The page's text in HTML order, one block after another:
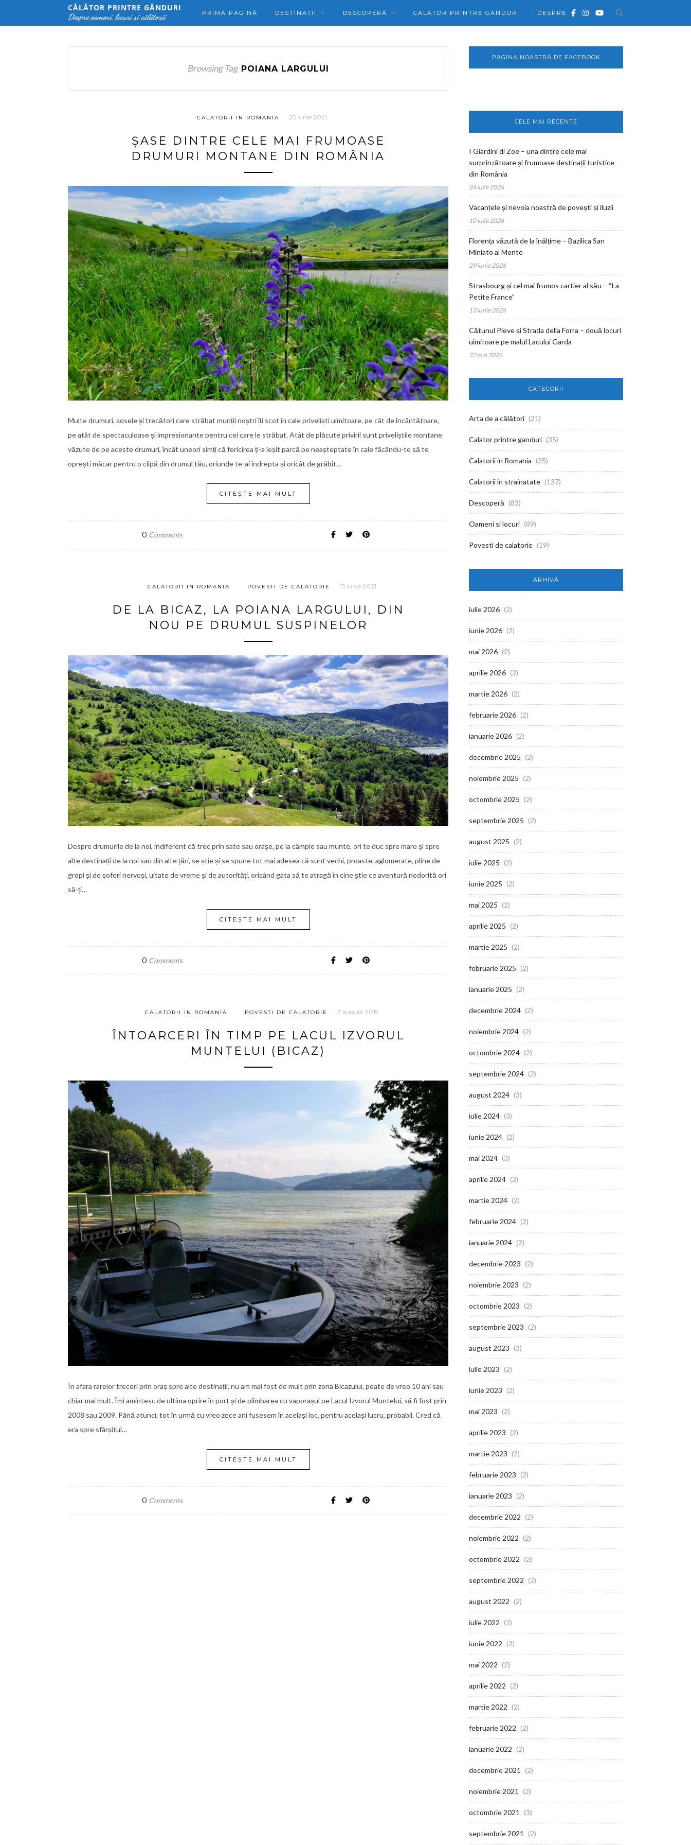
CĂLĂTOR PRINTRE GÂNDURI
Despre oameni, locuri și călătorii
PRIMA PAGINĂ DESTINAȚII DESCOPERĂ CALATOR PRINTRE GANDURI DESPRE
Browsing Tag POIANA LARGULUI
CALATORII IN ROMANIA 25 iunie 2021
ȘASE DINTRE CELE MAI FRUMOASE
DRUMURI MONTANE DIN ROMÂNIA
Multe drumuri, șosele și trecători care străbat munții noștri îți scot în cale priveliști uimitoare, pe cât de încântătoare,
pe atât de spectaculoase și impresionante pentru cei care le străbat. Atât de plăcute privirii sunt priveliștile montane
văzute de pe aceste drumuri, încât uneori simți că fericirea ți-a ieșit parcă pe neașteptate în cale făcându-te să te
oprești măcar pentru o clipă din drumul tău, oriunde te-ai îndrepta și oricât de grăbit…
CITEȘTE MAI MULT
0 Comments
CALATORII IN ROMANIA POVESTI DE CALATORIE 15 iunie 2021
DE LA BICAZ, LA POIANA LARGULUI, DIN
NOU PE DRUMUL SUSPINELOR
Despre drumurile de la noi, indiferent că trec prin sate sau orașe, pe la câmpie sau munte, ori te duc spre mare și spre
alte destinații de la noi sau din alte țări, se știe și se spune tot mai adesea că sunt vechi, proaste, aglomerate, pline de
gropi și de șoferi nervoși, uitate de vreme și de autorități, oricând gata să te atragă în cine știe ce aventură nedorită ori
să-ți…
CITEȘTE MAI MULT
0 Comments
CALATORII IN ROMANIA POVESTI DE CALATORIE 3 august 2019
ÎNTOARCERI ÎN TIMP PE LACUL IZVORUL
MUNTELUI (BICAZ)
În afara rarelor treceri prin oraș spre alte destinații, nu am mai fost de mult prin zona Bicazului, poate de vreo 10 ani sau
chiar mai mult. Îmi amintesc de ultima oprire în port și de plimbarea cu vaporașul pe Lacul Izvorul Muntelui, să fi fost prin
2008 sau 2009. Până atunci, tot în urmă cu vreo zece ani fusesem în același loc, pentru același lucru, probabil. Cred că
era spre sfârșitul…
CITEȘTE MAI MULT
0 Comments
PAGINA NOASTRĂ DE FACEBOOK
CELE MAI RECENTE
I Giardini di Zoe – una dintre cele mai
surprinzătoare și frumoase destinații turistice
din România
24 iulie 2026
Vacanțele și nevoia noastră de povești și iluzii
10 iulie 2026
Florența văzută de la înălțime – Bazilica San
Miniato al Monte
29 iunie 2026
Strasbourg și cel mai frumos cartier al său – “La
Petite France”
13 iunie 2026
Cătunul Pieve și Strada della Forra – două locuri
uimitoare pe malul Lacului Garda
22 mai 2026
CATEGORII
Arta de a călători (21)
Calator printre ganduri (35)
Calatorii in Romania (25)
Calatorii in strainatate (137)
Descoperă (83)
Oameni si locuri (89)
Povesti de calatorie (19)
ARHIVĂ
iulie 2026 (2)
iunie 2026 (2)
mai 2026 (2)
aprilie 2026 (2)
martie 2026 (2)
februarie 2026 (2)
ianuarie 2026 (2)
decembrie 2025 (2)
noiembrie 2025 (2)
octombrie 2025 (2)
septembrie 2025 (2)
august 2025 (2)
iulie 2025 (2)
iunie 2025 (2)
mai 2025 (2)
aprilie 2025 (2)
martie 2025 (2)
februarie 2025 (2)
ianuarie 2025 (2)
decembrie 2024 (2)
noiembrie 2024 (2)
octombrie 2024 (2)
septembrie 2024 (2)
august 2024 (3)
iulie 2024 (3)
iunie 2024 (2)
mai 2024 (3)
aprilie 2024 (2)
martie 2024 (2)
februarie 2024 (2)
ianuarie 2024 (2)
decembrie 2023 (2)
noiembrie 2023 (2)
octombrie 2023 (2)
septembrie 2023 (2)
august 2023 (3)
iulie 2023 (2)
iunie 2023 (2)
mai 2023 (2)
aprilie 2023 (2)
martie 2023 (2)
februarie 2023 (2)
ianuarie 2023 (2)
decembrie 2022 (2)
noiembrie 2022 (2)
octombrie 2022 (2)
septembrie 2022 (2)
august 2022 (2)
iulie 2022 (2)
iunie 2022 (2)
mai 2022 (2)
aprilie 2022 (2)
martie 2022 (2)
februarie 2022 (2)
ianuarie 2022 (2)
decembrie 2021 (2)
noiembrie 2021 (2)
octombrie 2021 (3)
septembrie 2021 (2)